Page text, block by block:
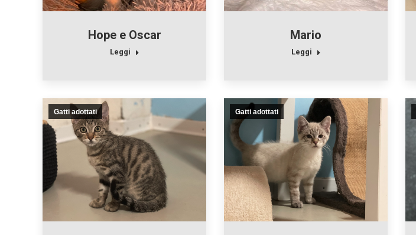
Hope e Oscar
Leggi
Mario
Leggi
Gatti adottati Gatti adottati